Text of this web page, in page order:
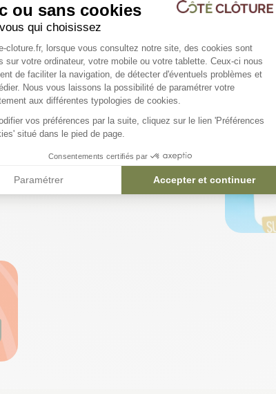
15 déclinaisons
Portillon barreaudé - OSLO
Livraison
ou sans cookies
qui choisissez
de Gestion du
cloture.fr, lorsque vous consultez notre site, des cookies sont
sur votre ordinateur, votre mobile ou votre tablette. Ceux-ci nous
de faciliter la navigation, de détecter d'éventuels problèmes et
Nous vous laissons la possibilité de paramétrer votre
aux différentes typologies de cookies.
vos préférences par la suite, cliquez sur le lien 'Préférences
situé dans le pied de page.
Consentements certifiés par
Paramétrer Accepter et continuer
Axeptio consent